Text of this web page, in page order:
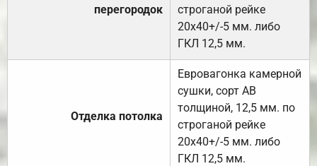
перегородок
строганой рейке
20х40+/-5 мм. либо
ГКЛ 12,5 мм.
Отделка потолка
Евровагонка камерной
сушки, сорт АВ
толщиной, 12,5 мм. по
строганой рейке
20х40+/-5 мм. либо
ГКЛ 12,5 мм.